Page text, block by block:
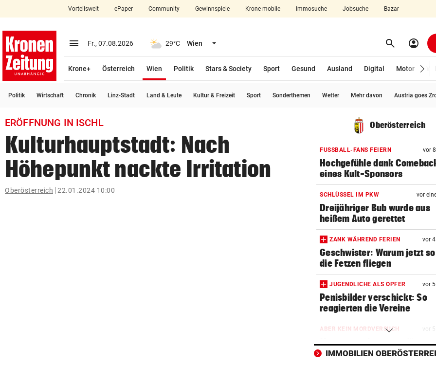
closeSchließen
account_circle Anmelden
arrow_right
bookmark
search
Suchbegriff
eingeben
Vorteilswelt ePaper Community Gewinnspiele Krone mobile Immosuche Jobsuche Bazar
menu Menü aufklappen
Fr., 07.08.2026 29°C Wien Menü aufklappen search Suchen
account_circle
Krone+ Österreich Wien
Politik
Stars & Society Sport Gesund Ausland Digital Motor
Politik Wirtschaft Chronik Linz-Stadt Land & Leute Kultur & Freizeit Sport Sonderthemen Wetter Mehr davon Austria goes
ERÖFFNUNG IN ISCHL
Kulturhauptstadt: Nach
Höhepunkt nackte Irritation
Oberösterreich 22.01.2024 10:00
Oberösterreich
FUSSBALL-FANS FEIERN vor
Hochgefühle dank
eines Kult-Sponsors
SCHLÜSSEL IM PKW vor
Dreijähriger Bub wurde aus
heißem Auto gerettet
ZANK WÄHREND FERIEN vor
Geschwister: Warum jetzt
die Fetzen fliegen
JUGENDLICHE ALS OPFER vor
Penisbilder verschickt: So
reagierten die Vereine
ABER KEIN MORDVERSUCH vor
Messerstecher muss für
Jahre ins Gefängnis
IMMOBILIEN